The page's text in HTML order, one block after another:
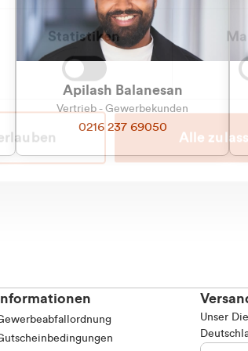
Statistiken
Alle
Apilash Balanesan
Vertrieb - Gewerbekunden
0216 237 69050
Informationen
Unser